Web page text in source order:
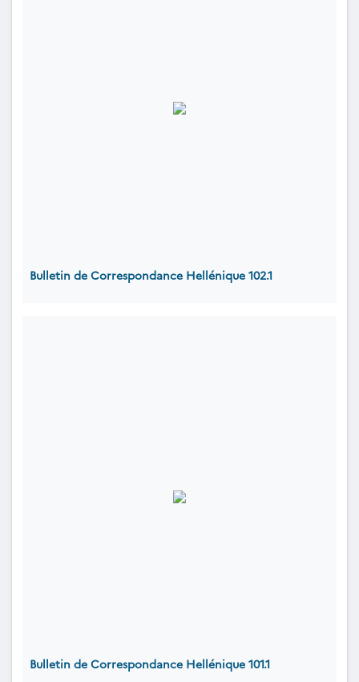
Bulletin de Correspondance Hellénique 102.1
Bulletin de Correspondance Hellénique 101.1